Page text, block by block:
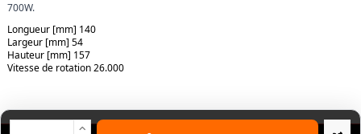
700W.
Longueur [mm] 140
Largeur [mm] 54
Hauteur [mm] 157
Vitesse de rotation 26.000